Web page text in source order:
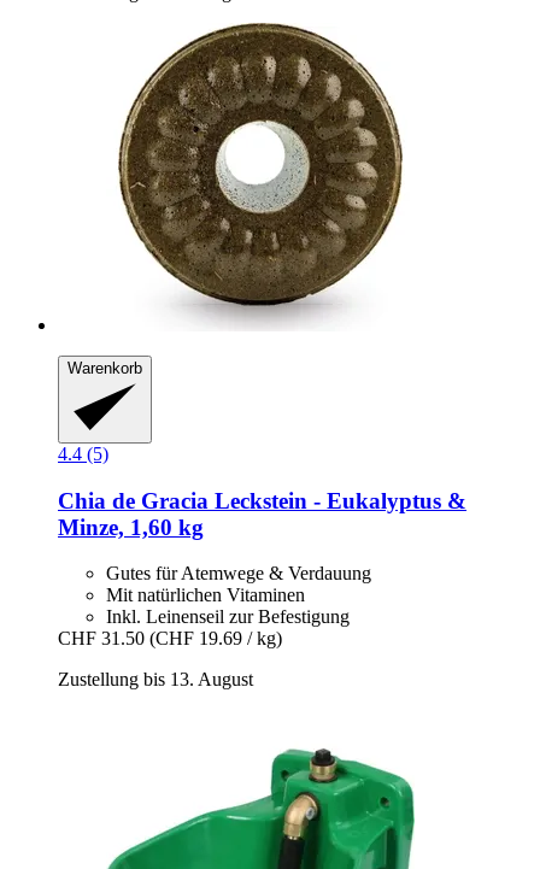
Warenkorb
4.4 (5)
Chia de Gracia Leckstein -​ Eukalyptus &
Minze, 1,60 kg
Gutes für Atemwege & Verdauung
Mit natürlichen Vitaminen
Inkl. Leinenseil zur Befestigung
CHF 31.50 (CHF 19.69 / kg)
Zustellung bis 13. August